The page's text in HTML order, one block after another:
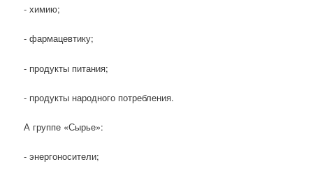
- химию;
- фармацевтику;
- продукты питания;
- продукты народного потребления.
А группе «Сырье»:
- энергоносители;